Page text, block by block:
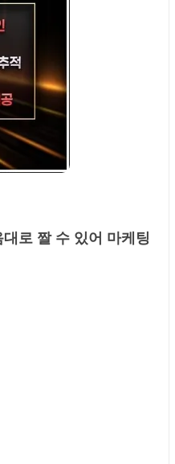
로 짤 수 있어 마케팅